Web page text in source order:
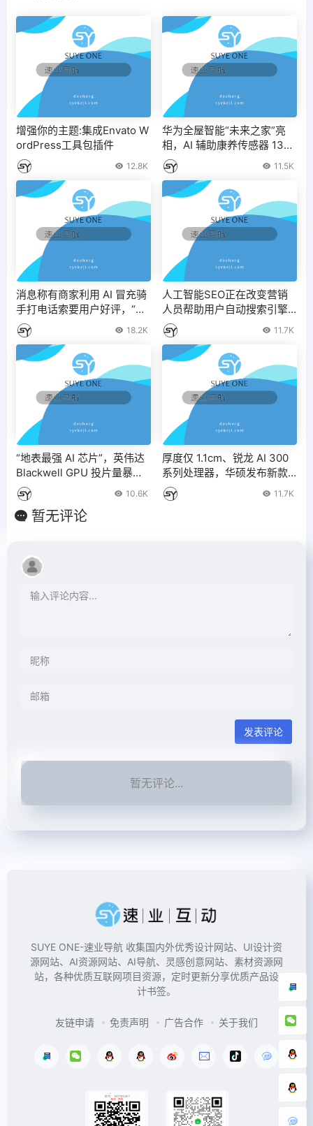
增强你的主题:集成Envato W
ordPress工具包插件
12.8K
华为全屋智能“未来之家”亮
相，AI 辅助康养传感器 1399
元 – IT之家
11.5K
消息称有商家利用 AI 冒充骑
手打电话索要用户好评，“平
台考核”、“高温补贴”都是假
的 – IT之家
18.2K
人工智能SEO正在改变营销
人员帮助用户自动搜索引擎
优化
11.7K
“地表最强 AI 芯片”，英伟达
Blackwell GPU 投片量暴增
25%：用台积电 4nm 工艺10.6K
厚度仅 1.1cm、锐龙 AI 300
系列处理器，华硕发布新款 Z
enbook S 16 笔记本
11.7K
暂无评论
发表评论
暂无评论...
SUYE ONE-速业导航 收集国内外优秀设计网站、UI设计资
源网站、AI资源网站、AI导航、灵感创意网站、素材资源网
站，各种优质互联网项目资源，定时更新分享优质产品设
计书签。
友链申请 免责声明 广告合作 关于我们